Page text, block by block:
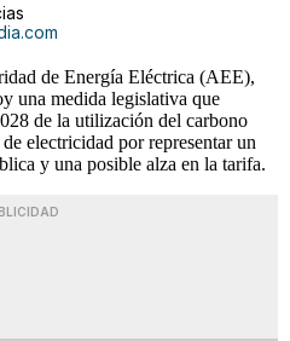
de Energía Eléctrica (AEE),
una medida legislativa que
de la utilización del carbono
electricidad por representar un
y una posible alza en la tarifa.